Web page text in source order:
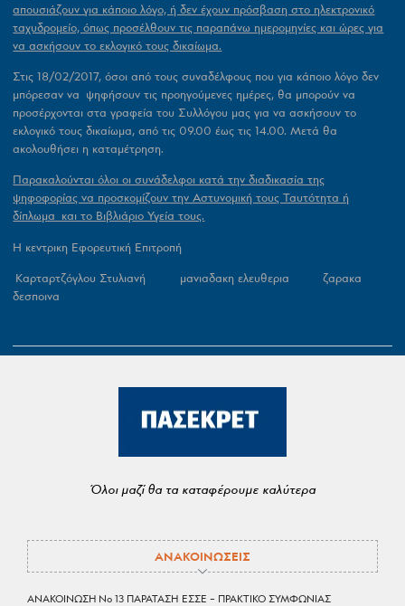
απουσιάζουν για κάποιο λόγο, ή δεν έχουν πρόσβαση στο ηλεκτρονικό
ταχυδρομείο, όπως προσέλθουν τις παραπάνω ημερομηνίες και ώρες για
να ασκήσουν το εκλογικό τους δικαίωμα.
Στις 18/02/2017, όσοι από τους συναδέλφους που για κάποιο λόγο δεν
μπόρεσαν να ψηφήσουν τις προηγούμενες ημέρες, θα μπορούν να
προσέρχονται στα γραφεία του Συλλόγου μας για να ασκήσουν το
εκλογικό τους δικαίωμα, από τις 09.00 έως τις 14.00. Μετά θα
ακολουθήσει η καταμέτρηση.
Παρακαλούνται όλοι οι συνάδελφοι κατά την διαδικασία της
ψηφοφορίας να προσκομίζουν την Αστυνομική τους Ταυτότητα ή
δίπλωμα και το Βιβλιάριο Υγεία τους.
Η κεντρικη Εφορευτική Επιτροπή
Καρταρτζόγλου Στυλιανή μανιαδακη ελευθερια ζαρακα
δεσποινα
Όλοι μαζί θα τα καταφέρουμε καλύτερα
ΑΝΑΚΟΙΝΩΣΕΙΣ
ΑΝΑΚΟΙΝΩΣΗ No 13 ΠΑΡΑΤΑΣΗ ΕΣΣΕ – ΠΡΑΚΤΙΚΟ ΣΥΜΦΩΝΙΑΣ